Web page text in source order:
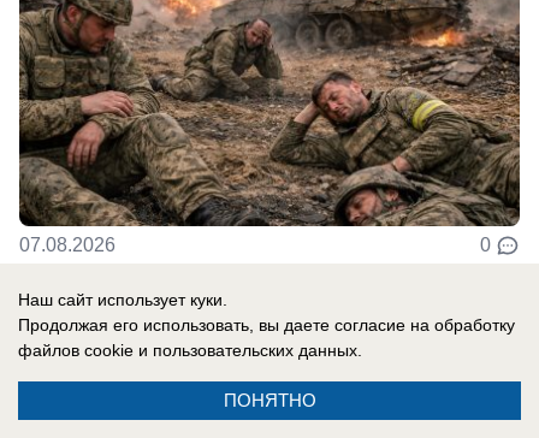
07.08.2026 0
В России
«Там, где бьют москаля, Польша
оказывает помощь»: президент страны
сделал агрессивное заявление в адрес
Наш сайт использует куки.
Продолжая его использовать, вы даете согласие на обработку
файлов cookie и пользовательских данных.
ПОНЯТНО